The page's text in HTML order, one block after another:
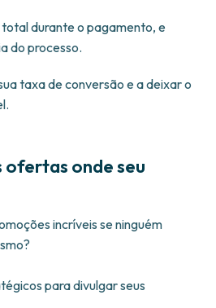
durante o pagamento, e
do processo.
taxa de conversão e a deixar o
ofertas onde seu
incríveis se ninguém
para divulgar seus